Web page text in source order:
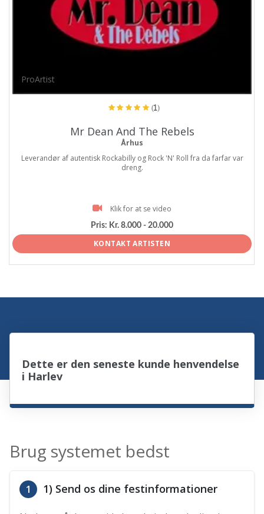
ProArtist
(1)
Mr Dean And The Rebels
Århus
Leverandør af autentisk Rockabilly og Rock 'N' Roll fra da farfar var
dreng.
Klik for at se video
Pris: Kr. 8.000 - 20.000
KONTAKT ARTISTEN
Dette er den seneste kunde henvendelse
i Harlev
Brug systemet bedst
1 1) Send os dine festinformationer